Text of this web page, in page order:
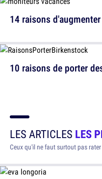
14 raisons
10 raisons de porter
LES ARTICLES LES
Ceux qu'il ne faut surtout pas rater